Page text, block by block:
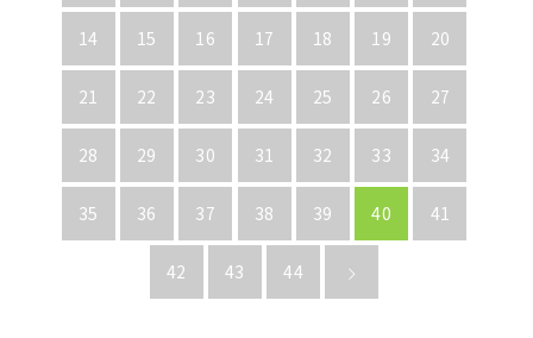
14 15 16 17 18 19 20
21 22 23 24 25 26 27
28 29 30 31 32 33 34
35 36 37 38 39 40 41
42 43 44